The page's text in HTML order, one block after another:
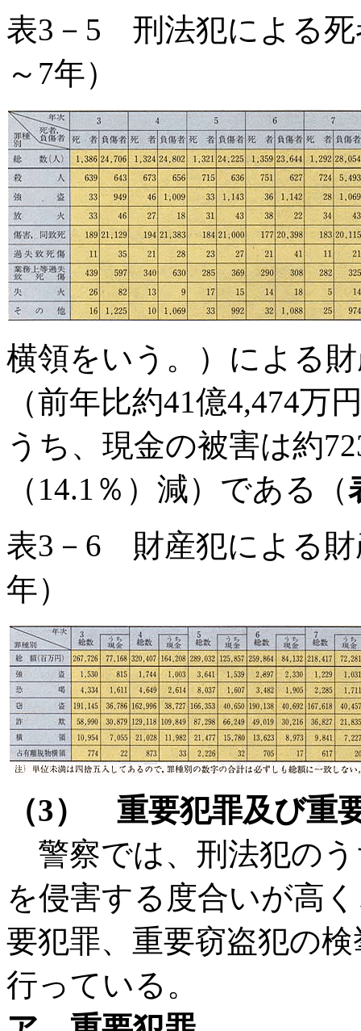
表3－5 刑法犯による死
～7年）
横領をいう。）による
（前年比約41億4,474万
うち、現金の被害は約
（14.1％）減）である（
表3－6 財産犯による財
年）
（3） 重要犯罪及び重
警察では、刑法犯のう
を侵害する度合いが高
要犯罪、重要窃盗犯の
行っている。